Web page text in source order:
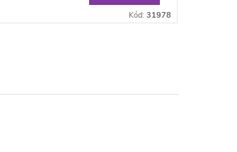
Kód: 31978